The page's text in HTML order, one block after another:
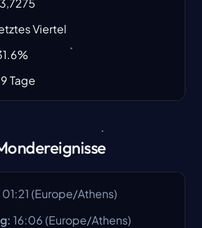
Viertel
%
Tage
01:21(Europe/Athens)
: 16:06(Europe/Athens)